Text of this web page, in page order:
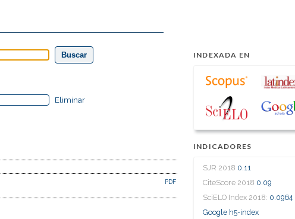
INDEXADA EN
INDICADORES
SJR 2018 0.11
CiteScore 2018 0.09
SciELO Index 2018: 0.0964
Google h5-index
Eliminar
PDF